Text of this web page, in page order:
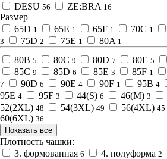
DESU 56 ZE:BRA 16
Размер
65D 1 65E 1 65F 1 70C 1
3 75D 2 75E 1 80A 1
80B 5 80C 9 80D 7 80E 5
85C 9 85D 6 85E 3 85F 1
7 90D 6 90E 4 90F 1 95B 4
95E 4 95F 3 44(S) 6 46(M) 3
52(2XL) 48 54(3XL) 49 56(4XL) 45
60(6XL) 36
Показать все
Плотность чашки:
3. формованная 6 4. полуформа 2